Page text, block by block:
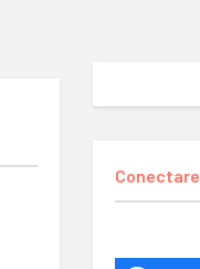
Conectare